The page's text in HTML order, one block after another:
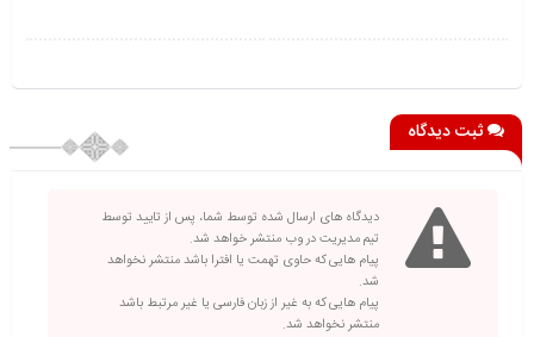
ثبت دیدگاه
دیدگاه های ارسال شده توسط شما، پس از تایید توسط
تیم مدیریت در وب منتشر خواهد شد.
پیام هایی که حاوی تهمت یا افترا باشد منتشر نخواهد
شد.
پیام هایی که به غیر از زبان فارسی یا غیر مرتبط باشد
منتشر نخواهد شد.